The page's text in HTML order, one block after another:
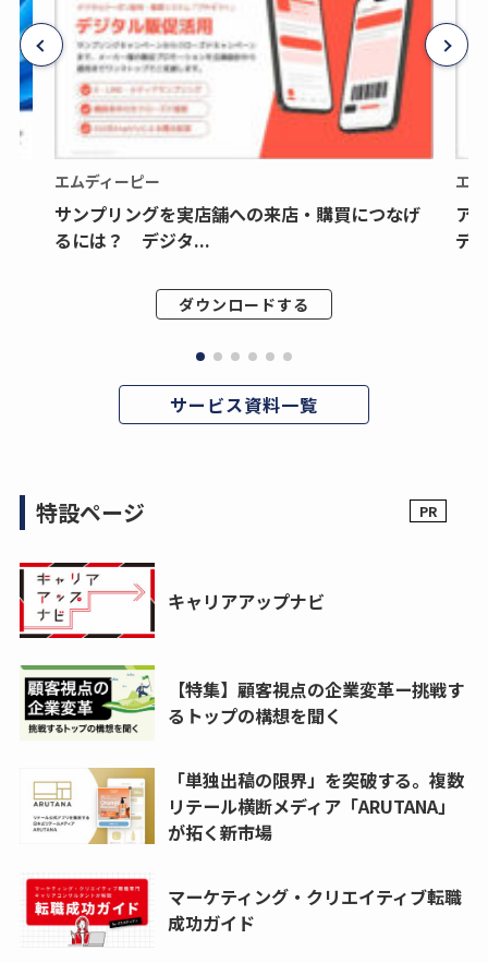
エムディーピー
サンプリングを実店舗への来店・購買につなげ
るには？ デジタ...
ダウンロードする
エ
ア
デ
サービス資料一覧
特設ページ
キャリアアップナビ
【特集】顧客視点の企業変革ー挑戦す
るトップの構想を聞く
「単独出稿の限界」を突破する。複数
リテール横断メディア「ARUTANA」
が拓く新市場
マーケティング・クリエイティブ転職
成功ガイド